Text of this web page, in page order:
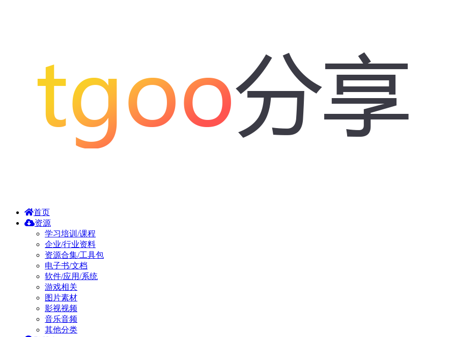
首页
资源
学习培训/课程
企业/行业资料
资源合集/工具包
电子书/文档
软件/应用/系统
游戏相关
图片素材
影视视频
音乐音频
其他分类